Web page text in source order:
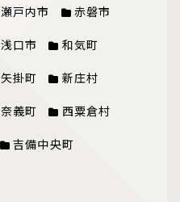
瀬戸内市 赤磐市
浅口市 和気町
矢掛町 新庄村
奈義町 西粟倉村
吉備中央町